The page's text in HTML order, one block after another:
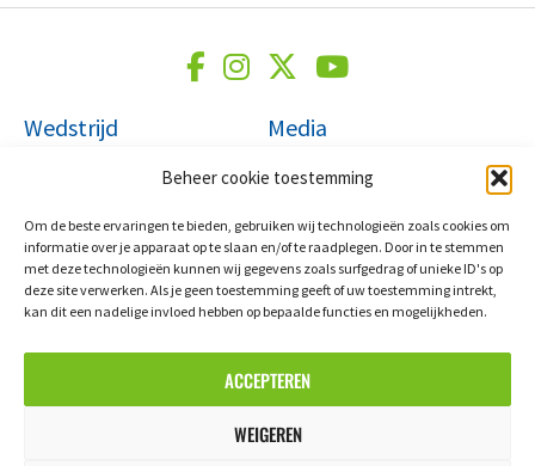
Beheer cookie toestemming
Om de beste ervaringen te bieden, gebruiken wij technologieën zoals cookies om
informatie over je apparaat op te slaan en/of te raadplegen. Door in te stemmen
met deze technologieën kunnen wij gegevens zoals surfgedrag of unieke ID's op
deze site verwerken. Als je geen toestemming geeft of uw toestemming intrekt,
kan dit een nadelige invloed hebben op bepaalde functies en mogelijkheden.
ACCEPTEREN
WEIGEREN
Wedstrijd
VIP & Hospitality
Erelijst
Media
Nieuws
Video's
Organisatie
Partners
Contacteer ons
Policy
Algemene voorwaarden
Privacybeleid
Cookiebeleid